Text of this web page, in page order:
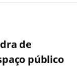
de
público